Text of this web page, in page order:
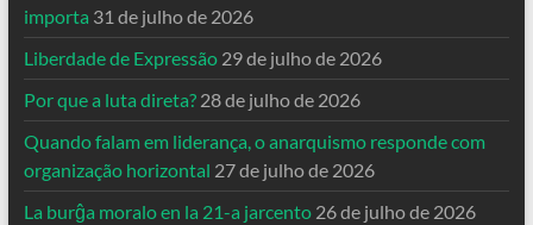
importa 31 de julho de 2026
Liberdade de Expressão 29 de julho de 2026
Por que a luta direta? 28 de julho de 2026
Quando falam em liderança, o anarquismo responde com
organização horizontal 27 de julho de 2026
La burĝa moralo en la 21-a jarcento 26 de julho de 2026